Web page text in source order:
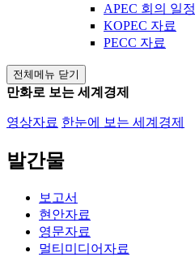
APEC 회의 일정
KOPEC 자료
PECC 자료
전체메뉴 닫기
만화로 보는 세계경제
영상자료 한눈에 보는 세계경제
발간물
보고서
현안자료
영문자료
멀티미디어자료